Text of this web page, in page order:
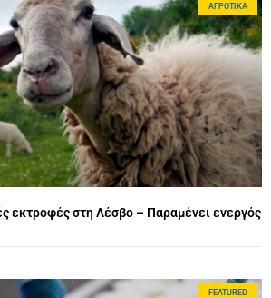
ΑΓΡΟΤΙΚΆ
εκτροφές στη Λέσβο – Παραμένει ενεργός
FEATURED